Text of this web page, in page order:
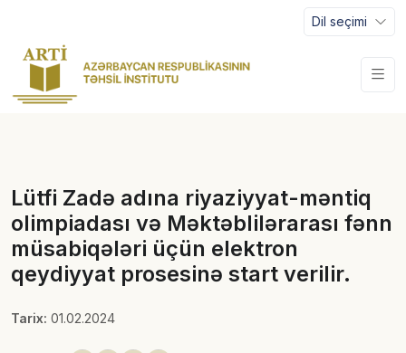
Dil seçimi
Lütfi Zadə adına riyaziyyat-məntiq
olimpiadası və Məktəblilərarası fənn
müsabiqələri üçün elektron
qeydiyyat prosesinə start verilir.
Tarix: 01.02.2024